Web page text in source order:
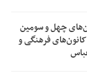
چهل و سومین
فرهنگی و